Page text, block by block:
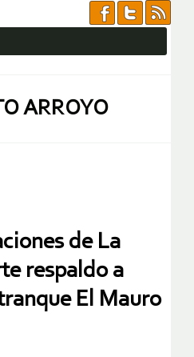
ARROYO
de La
respaldo a
El Mauro